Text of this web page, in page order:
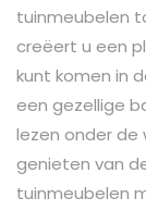
tuinmeubelen
creëert u een
kunt komen in
een gezellige
lezen onder de
genieten van
tuinmeubelen